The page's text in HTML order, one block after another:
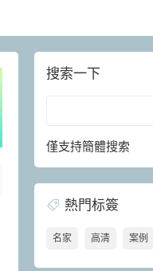
搜索一下
僅支持簡體搜索
熱門标簽
名家 高清 案例